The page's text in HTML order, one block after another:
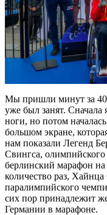
Мы пришли минут за 40
уже был занят. Сначала
ноги, но потом
большом экране,
нам показали Легенд
Свингса,
берлинский марафон на
количество раз,
паралимпийского
сих пор принадлежит
Германии в марафоне.